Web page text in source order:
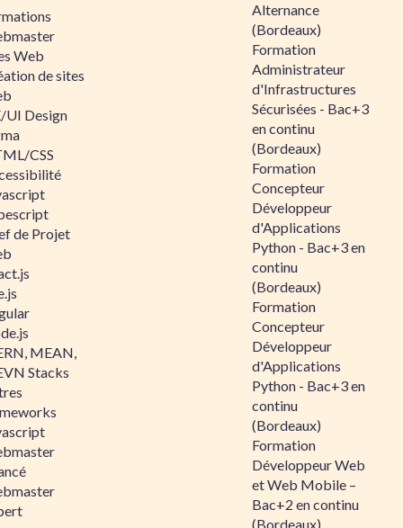
Web
de sites
UI Design
CSS
de Projet
MEAN,
Stacks
Alternance
(Bordeaux)
Formation
Administrateur
d'Infrastructures
Sécurisées - Bac+3
en continu
(Bordeaux)
Formation
Concepteur
Développeur
d'Applications
Python - Bac+3 en
continu
(Bordeaux)
Formation
Concepteur
Développeur
d'Applications
Python - Bac+3 en
continu
(Bordeaux)
Formation
Développeur Web
et Web Mobile –
Bac+2 en continu
(Bordeaux)